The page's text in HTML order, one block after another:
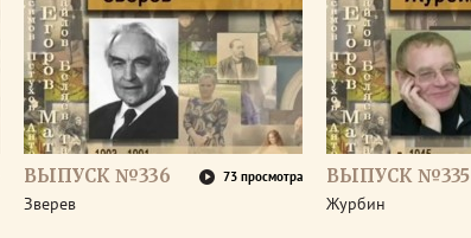
ВЫПУСК №336 73 просмотра
Зверев
ВЫПУСК №335
Журбин